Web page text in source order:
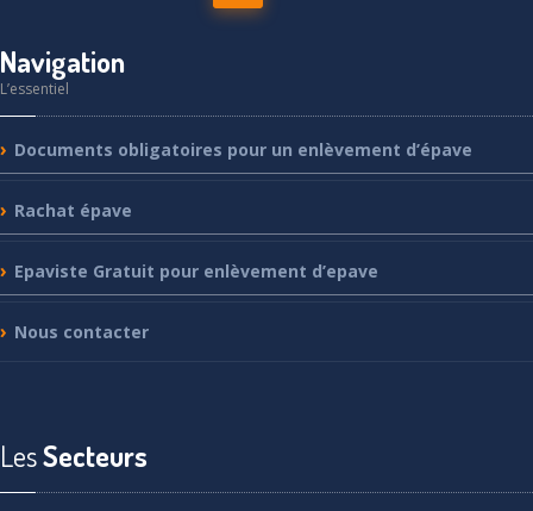
Navigation
L’essentiel
Documents obligatoires pour un enlèvement d’épave
Rachat épave
Epaviste Gratuit pour enlèvement d’epave
Nous contacter
LesSecteurs